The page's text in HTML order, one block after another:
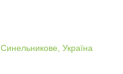
Україна